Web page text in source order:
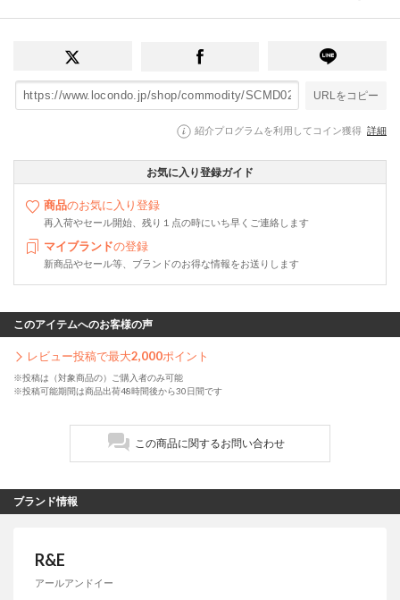
URLをコピー
紹介プログラムを利用してコイン獲得 詳細
お気に入り登録ガイド
商品のお気に入り登録
再入荷やセール開始、残り１点の時にいち早くご連絡します
マイブランドの登録
新商品やセール等、ブランドのお得な情報をお送りします
このアイテムへのお客様の声
レビュー投稿で最大2,000ポイント
※投稿は（対象商品の）ご購入者のみ可能
※投稿可能期間は商品出荷48時間後から30日間です
この商品に関するお問い合わせ
ブランド情報
R&E
アールアンドイー